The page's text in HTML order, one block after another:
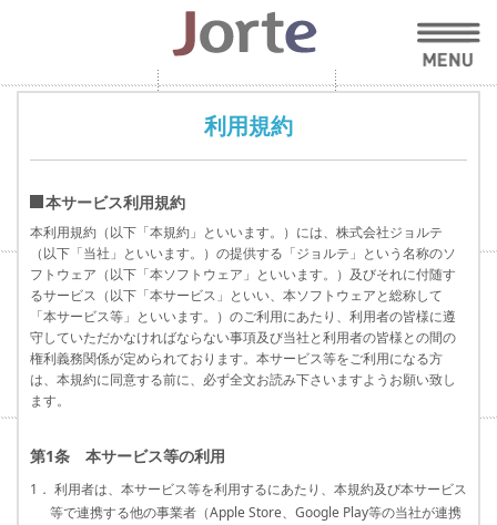
利用規約
本サービス利用規約
本利用規約（以下「本規約」といいます。）には、株式会社ジョルテ
（以下「当社」といいます。）の提供する「ジョルテ」という名称のソ
フトウェア（以下「本ソフトウェア」といいます。）及びそれに付随す
るサービス（以下「本サービス」といい、本ソフトウェアと総称して
「本サービス等」といいます。）のご利用にあたり、利用者の皆様に遵
守していただかなければならない事項及び当社と利用者の皆様との間の
権利義務関係が定められております。本サービス等をご利用になる方
は、本規約に同意する前に、必ず全文お読み下さいますようお願い致し
ます。
第1条 本サービス等の利用
1． 利用者は、本サービス等を利用するにあたり、本規約及び本サービス
等で連携する他の事業者（Apple Store、Google Play等の当社が連携